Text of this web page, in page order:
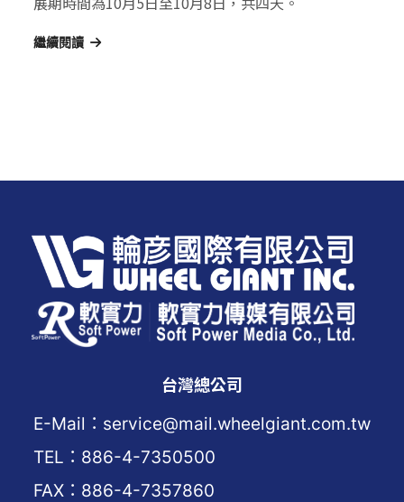
繼續閱讀
台灣總公司
E-Mail：service@mail.wheelgiant.com.tw
TEL：886-4-7350500
FAX：886-4-7357860